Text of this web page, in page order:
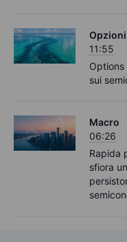
Opzioni
11:55
sui
Macro
06:26
Rapida
sfiora